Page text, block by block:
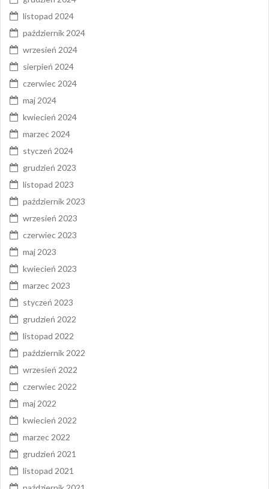
listopad 2024
październik 2024
wrzesień 2024
sierpień 2024
czerwiec 2024
maj 2024
kwiecień 2024
marzec 2024
styczeń 2024
grudzień 2023
listopad 2023
październik 2023
wrzesień 2023
czerwiec 2023
maj 2023
kwiecień 2023
marzec 2023
styczeń 2023
grudzień 2022
listopad 2022
październik 2022
wrzesień 2022
czerwiec 2022
maj 2022
kwiecień 2022
marzec 2022
grudzień 2021
listopad 2021